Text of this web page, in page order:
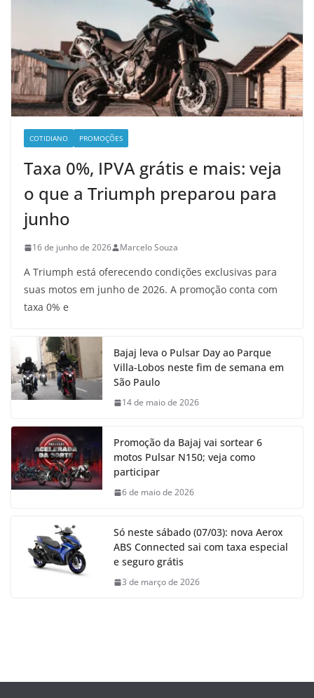
COTIDIANO PROMOÇÕES
Taxa 0%, IPVA grátis e mais: veja
o que a Triumph preparou para
junho
16 de junho de 2026 Marcelo Souza
A Triumph está oferecendo condições exclusivas para
suas motos em junho de 2026. A promoção conta com
taxa 0% e
Bajaj leva o Pulsar Day ao Parque
Villa-Lobos neste fim de semana em
São Paulo
14 de maio de 2026
Promoção da Bajaj vai sortear 6
motos Pulsar N150; veja como
participar
6 de maio de 2026
Só neste sábado (07/03): nova Aerox
ABS Connected sai com taxa especial
e seguro grátis
3 de março de 2026